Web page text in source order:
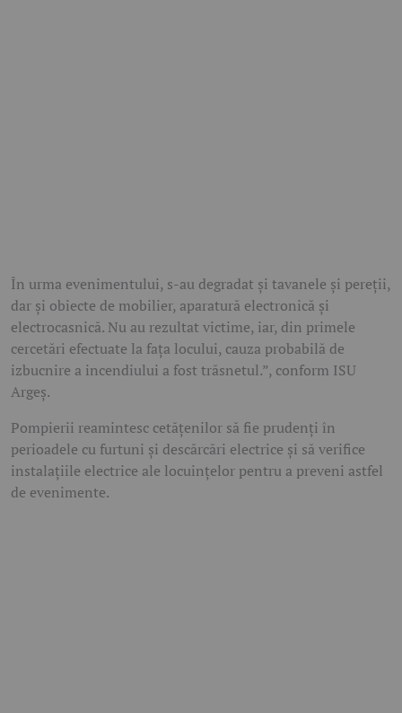
În urma evenimentului, s-au degradat și tavanele și pereții,
dar și obiecte de mobilier, aparatură electronică și
electrocasnică. Nu au rezultat victime, iar, din primele
cercetări efectuate la fața locului, cauza probabilă de
izbucnire a incendiului a fost trăsnetul.”, conform ISU
Argeș.
Pompierii reamintesc cetățenilor să fie prudenți în
perioadele cu furtuni și descărcări electrice și să verifice
instalațiile electrice ale locuințelor pentru a preveni astfel
de evenimente.